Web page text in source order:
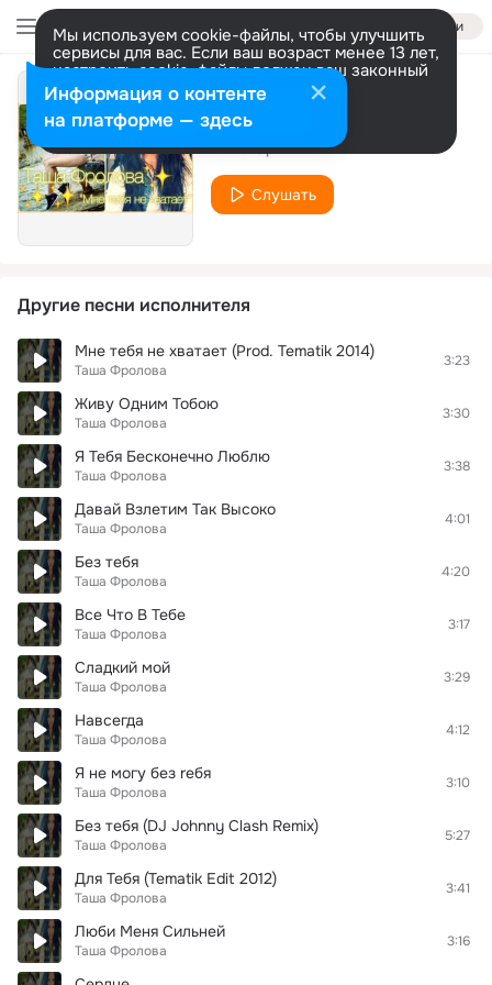
Войти
Мы используем cookie-файлы, чтобы улучшить
сервисы для вас. Если ваш возраст менее 13 лет,
настроить cookie-файлы должен ваш законный
представитель. Больше информации
Разрешить все Настроить
Я Хочу, Чтобы Мы
Таша Фролова
Слушать
Другие песни исполнителя
Мне тебя не хватает (Prod. Tematik 2014)
Таша Фролова
3:23
Живу Одним Тобою
Таша Фролова
3:30
Я Тебя Бесконечно Люблю
Таша Фролова
3:38
Давай Взлетим Так Высоко
Таша Фролова
4:01
Без тебя
Таша Фролова
4:20
Все Что В Тебе
Таша Фролова
3:17
Сладкий мой
Таша Фролова
3:29
Навсегда
Таша Фролова
4:12
Я не могу без rебя
Таша Фролова
3:10
Без тебя (DJ Johnny Clash Remix)
Таша Фролова
5:27
Для Тебя (Tematik Edit 2012)
Таша Фролова
3:41
Люби Меня Сильней
Таша Фролова
3:16
Информация о контенте
на платформе — здесь